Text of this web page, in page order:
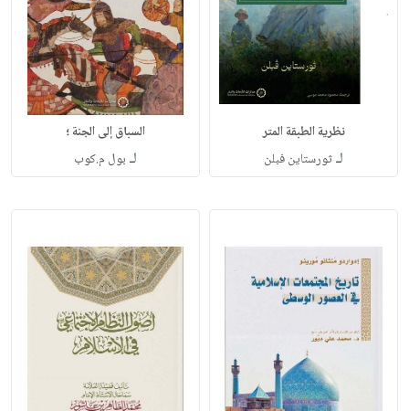
نظرية الطبقة المتر
لـثورستاين فبلن
السباق إلى الجنة ؛
لـ بول م.كوب